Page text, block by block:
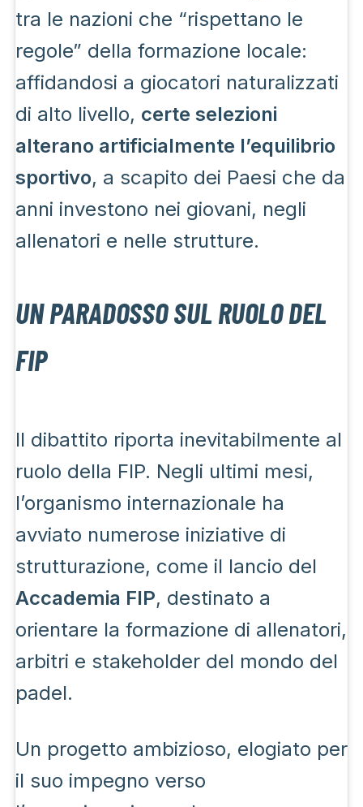
tra le nazioni che “rispettano le
regole” della formazione locale:
affidandosi a giocatori naturalizzati
di alto livello, certe selezioni
alterano artificialmente l’equilibrio
sportivo, a scapito dei Paesi che da
anni investono nei giovani, negli
allenatori e nelle strutture.
UN PARADOSSO SUL RUOLO DEL
FIP
Il dibattito riporta inevitabilmente al
ruolo della FIP. Negli ultimi mesi,
l’organismo internazionale ha
avviato numerose iniziative di
strutturazione, come il lancio del
Accademia FIP, destinato a
orientare la formazione di allenatori,
arbitri e stakeholder del mondo del
padel.
Un progetto ambizioso, elogiato per
il suo impegno verso